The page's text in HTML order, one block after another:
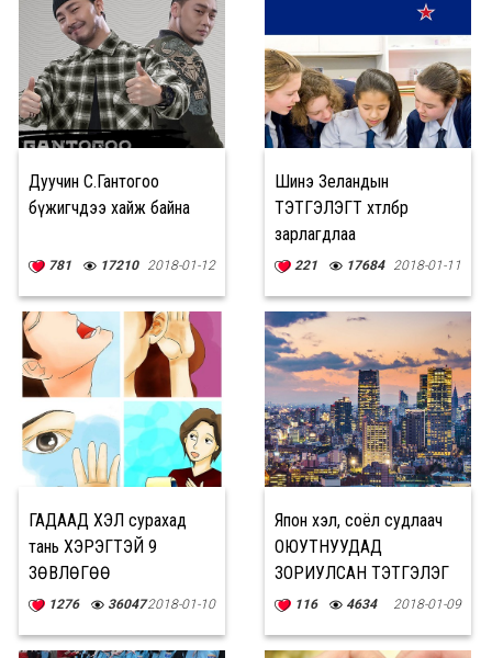
Дуучин С.Гантогоо
бүжигчдээ хайж байна
781 17210 2018-01-12
Шинэ Зеландын
ТЭТГЭЛЭГТ хөтөлбөр
зарлагдлаа
221 17684 2018-01-11
ГАДААД ХЭЛ сурахад
тань ХЭРЭГТЭЙ 9
ЗӨВЛӨГӨӨ
1276 360472018-01-10
Япон хэл, соёл судлаач
ОЮУТНУУДАД
ЗОРИУЛСАН ТЭТГЭЛЭГ
зарлагдлаа
116 4634 2018-01-09